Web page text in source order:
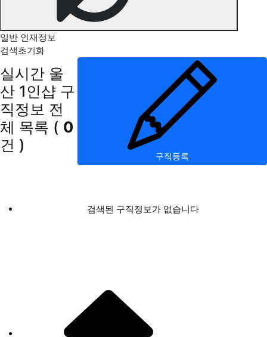
일반 인재정보
검색초기화
실시간 울
산 1인샵 구
직정보 전
체 목록 ( 0
건 )
구직등록
검색된 구직정보가 없습니다